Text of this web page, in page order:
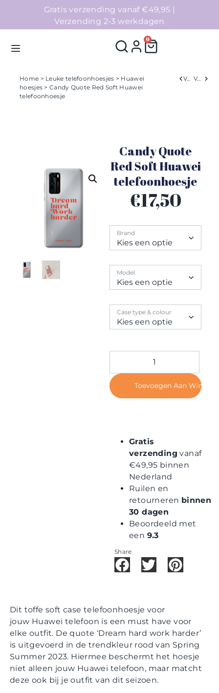
Gratis verzending vanaf €49,95 |
Verzending 2-3 werkdagen
0
Homepage
Collecties
Home > Leuke telefoonhoesjes > Huawei
hoesjes > Candy Quote Red Soft Huawei
telefoonhoesje
Verleden Volgend
Candy Quote
Red Soft Huawei
telefoonhoesje
€17,50
Brand
Model
Case type & colour
Toevoegen Aan
Gratis
verzending vanaf
€49,95 binnen
Nederland
Ruilen en
retourneren binnen
30 dagen
Beoordeeld met
een 9.3
Share
Dit toffe soft case telefoonhoesje voor
jouw Huawei telefoon is een must have voor
elke outfit. De quote ‘Dream hard work harder’
is uitgevoerd in de trendkleur rood van Spring
Summer 2023. Hiermee beschermt het hoesje
niet alleen jouw Huawei telefoon, maar matcht
deze ook bij je outfit van dit seizoen.